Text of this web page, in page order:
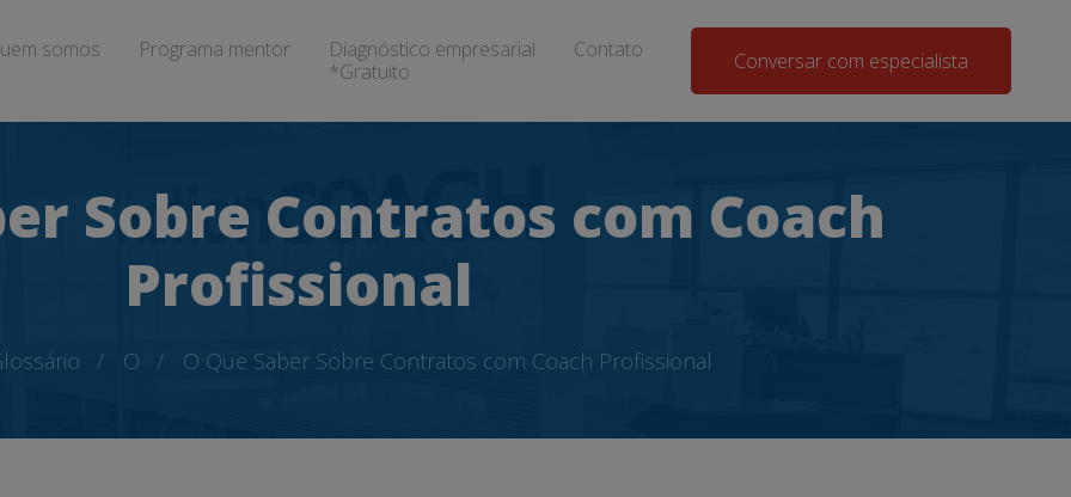
somos Programa mentor
Diagnóstico empresarial
*Gratuito
Contato Conversar com especialista
Sobre Contratos com Coach
Profissional
O O Que Saber Sobre Contratos com Coach Profissional